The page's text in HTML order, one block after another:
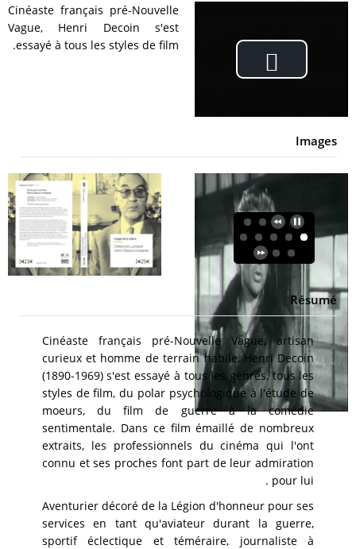
Play
Video
Cinéaste français pré-Nouvelle
Vague, Henri Decoin s'est
essayé à tous les styles de film.
Images
Résumé
Cinéaste français pré-Nouvelle Vague, artisan
curieux et homme de terrain habile, Henri Decoin
(1890-1969) s'est essayé à tous les genres, tous les
styles de film, du polar psychologique à l'étude de
moeurs, du film de guerre à la comédie
sentimentale. Dans ce film émaillé de nombreux
extraits, les professionnels du cinéma qui l'ont
connu et ses proches font part de leur admiration
pour lui .
Aventurier décoré de la Légion d'honneur pour ses
services en tant qu'aviateur durant la guerre,
sportif éclectique et téméraire, journaliste à